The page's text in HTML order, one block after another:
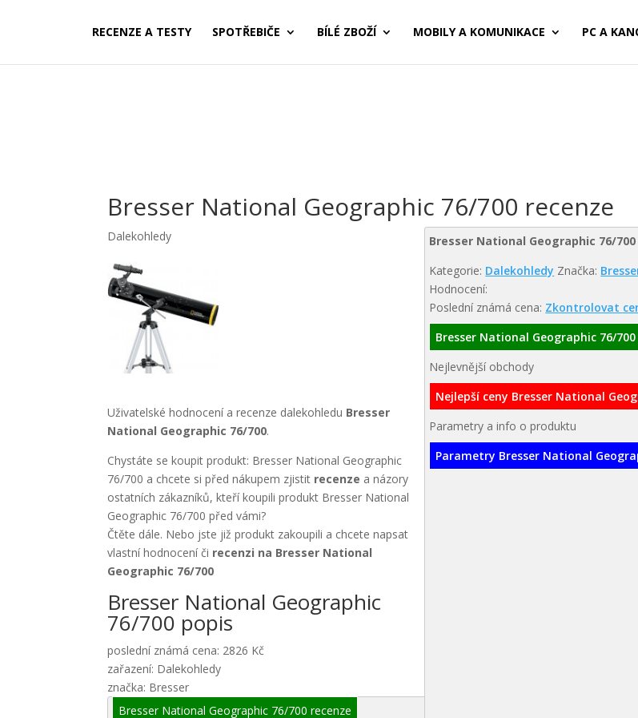
RECENZE A TESTY SPOTŘEBIČE BÍLÉ ZBOŽÍ MOBILY A KOMUNIKACE PC A
Bresser National Geographic 76/700 recenze
Bresser National Geographic 76/
Kategorie: Dalekohledy Značka:
Hodnocení:
Poslední známá cena: Zkontrolovat
Bresser National Geographic 76/
Nejlevnější obchody
Nejlepší ceny Bresser National
Parametry a info o produktu
Parametry Bresser National
Dalekohledy
Uživatelské hodnocení a recenze dalekohledu Bresser
National Geographic 76/700.
Chystáte se koupit produkt: Bresser National Geographic
76/700 a chcete si před nákupem zjistit recenze a názory
ostatních zákazníků, kteří koupili produkt Bresser National
Geographic 76/700 před vámi?
Čtěte dále. Nebo jste již produkt zakoupili a chcete napsat
vlastní hodnocení či recenzi na Bresser National
Geographic 76/700
Bresser National Geographic
76/700 popis
poslední známá cena: 2826 Kč
zařazení: Dalekohledy
značka: Bresser
Bresser National Geographic 76/700 recenze